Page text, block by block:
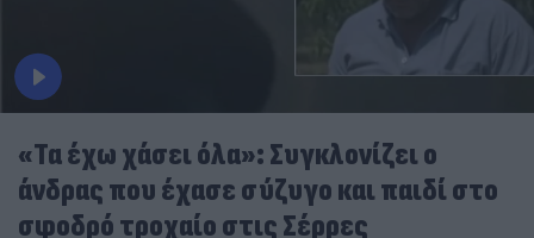
«Τα έχω χάσει όλα»: Συγκλονίζει ο
άνδρας που έχασε σύζυγο και παιδί στο
σφοδρό τροχαίο στις Σέρρες